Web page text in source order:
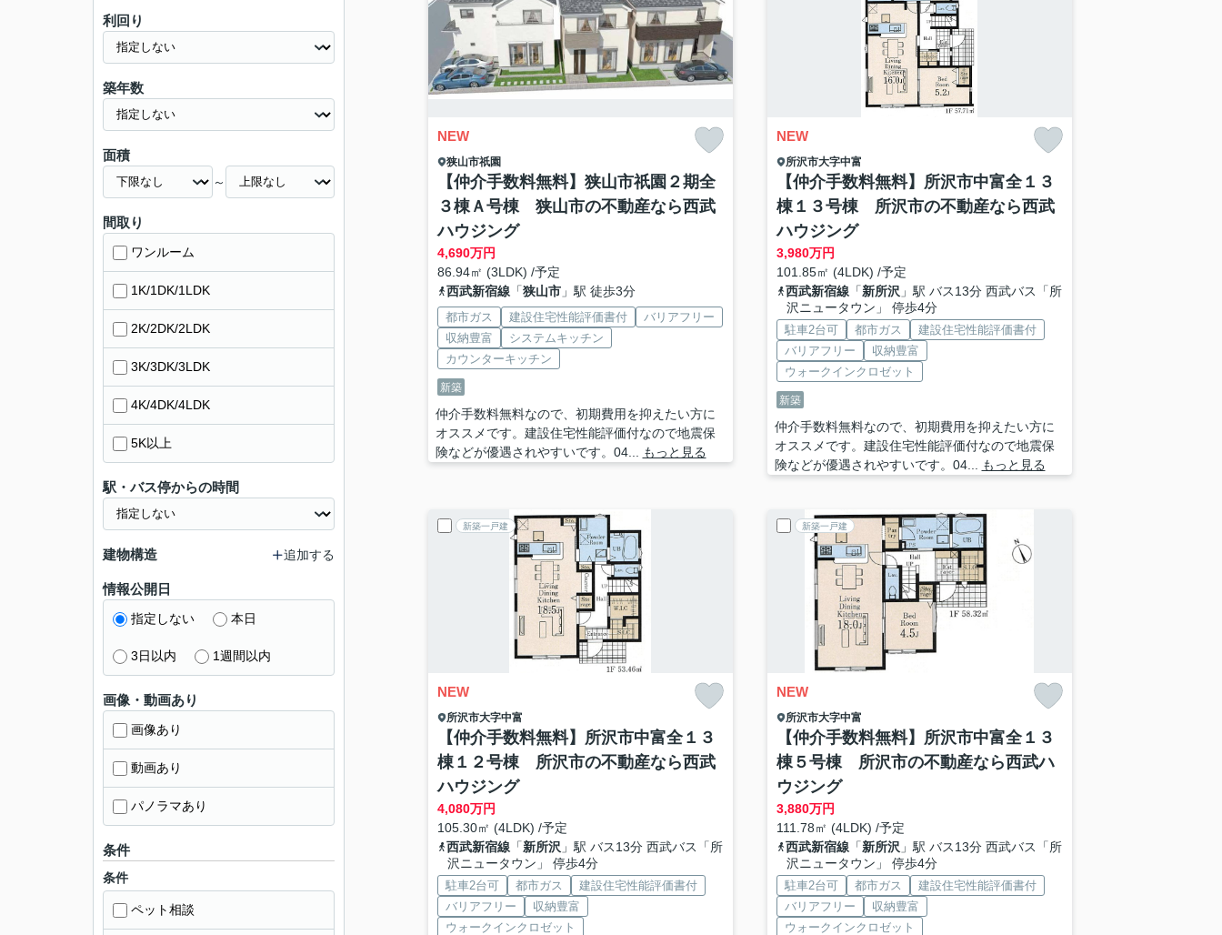
NEW
狭山市祇園
【仲介手数料無料】狭山市祇園２期全
３棟Ａ号棟 狭山市の不動産なら西武
ハウジング
4,690万円
86.94㎡ (3LDK) /予定
西武新宿線「狭山市」駅 徒歩3分
都市ガス 建設住宅性能評価書付
バリアフリー
収納豊富
システムキッチン
カウンターキッチン
新築
仲介手数料無料なので、初期費用を抑えたい方に
オススメです。建設住宅性能評価付なので地震保
険などが優遇されやすいです。04...
もっと見る
NEW
所沢市大字中富
【仲介手数料無料】所沢市中富全１３
棟１３号棟 所沢市の不動産なら西武
ハウジング
3,980万円
101.85㎡ (4LDK) /予定
西武新宿線「新所沢 」駅 バス13分 西武バス「所
沢ニュータウン」 停歩4分
駐車2台可 都市ガス
建設住宅性能評価書付
バリアフリー
収納豊富
ウォークインクロゼット
新築
仲介手数料無料なので、初期費用を抑えたい方に
オススメです。建設住宅性能評価付なので地震保
険などが優遇されやすいです。04...
もっと見る
新築一戸建
NEW
所沢市大字中富
【仲介手数料無料】所沢市中富全１３
棟１２号棟 所沢市の不動産なら西武
ハウジング
4,080万円
105.30㎡ (4LDK) /予定
西武新宿線「新所沢 」駅 バス13分 西武バス「所
沢ニュータウン」 停歩4分
駐車2台可 都市ガス
建設住宅性能評価書付
バリアフリー
収納豊富
ウォークインクロゼット
新築一戸建
NEW
所沢市大字中富
【仲介手数料無料】所沢市中富全１３
棟５号棟 所沢市の不動産なら西武ハ
ウジング
3,880万円
111.78㎡ (4LDK) /予定
西武新宿線「新所沢 」駅 バス13分 西武バス「所
沢ニュータウン」 停歩4分
駐車2台可 都市ガス
建設住宅性能評価書付
バリアフリー
収納豊富
ウォークインクロゼット
利回り
築年数
面積
～
間取り
ワンルーム
1K/1DK/1LDK
2K/2DK/2LDK
3K/3DK/3LDK
4K/4DK/4LDK
5K以上
駅・バス停からの時間
建物構造 追加する
情報公開日
指定しない 本日
3日以内 1週間以内
画像・動画あり
画像あり
動画あり
パノラマあり
条件
条件
ペット相談